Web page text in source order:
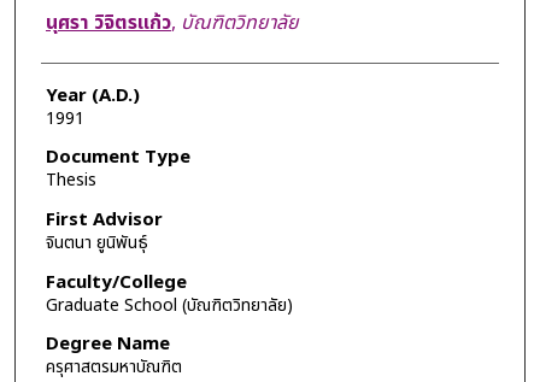
Author
นุศรา วิจิตรแก้ว, บัณฑิตวิทยาลัย
Year (A.D.)
1991
Document Type
Thesis
First Advisor
จินตนา ยูนิพันธุ์
Faculty/College
Graduate School (บัณฑิตวิทยาลัย)
Degree Name
ครุศาสตรมหาบัณฑิต